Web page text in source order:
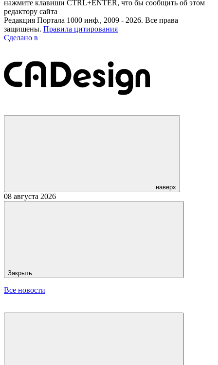
нажмите клавиши CTRL+ENTER, что бы сообщить об этом
редактору сайта
Редакция Портала 1000 инф., 2009 - 2026. Все права
защищены. Правила цитирования
Сделано в
наверх
08 августа 2026
Закрыть
Все новости